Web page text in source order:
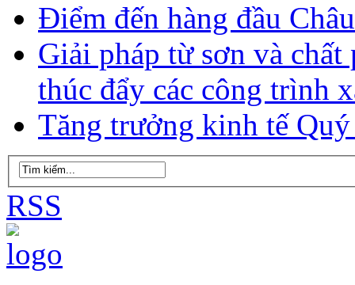
Điểm đến hàng đầu
Giải pháp từ sơn và
thúc đẩy các công trình
Tăng trưởng kinh tế
RSS